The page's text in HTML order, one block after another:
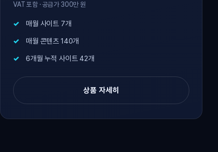
VAT 포함 · 공급가 300만 원
매월 사이트 7개
매월 콘텐츠 140개
6개월 누적 사이트 42개
상품 자세히